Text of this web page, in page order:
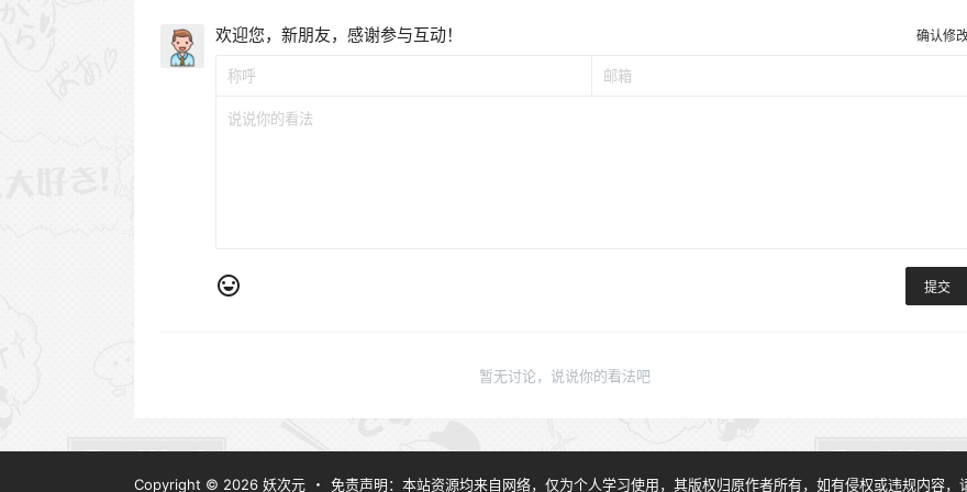
欢迎您，新朋友，感谢参与互动！ 确认修
提交
暂无讨论，说说你的看法吧
Copyright © 2026 妖次元 ・ 免责声明：本站资源均来自网络，仅为个人学习使用，其版权归原作者所有，如有侵权或违规内容，